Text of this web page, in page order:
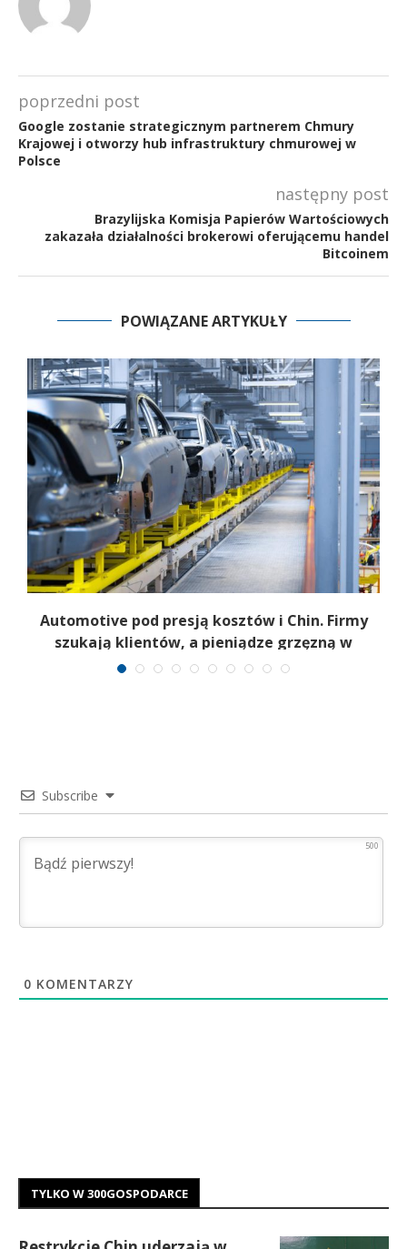
poprzedni post
Google zostanie strategicznym partnerem Chmury
Krajowej i otworzy hub infrastruktury chmurowej w
Polsce
następny post
Brazylijska Komisja Papierów Wartościowych
zakazała działalności brokerowi oferującemu handel
Bitcoinem
POWIĄZANE ARTYKUŁY
Automotive pod presją kosztów i Chin. Firmy
szukają klientów, a pieniądze grzęzną w
fakturach
Subscribe
500
0 KOMENTARZY
TYLKO W 300GOSPODARCE